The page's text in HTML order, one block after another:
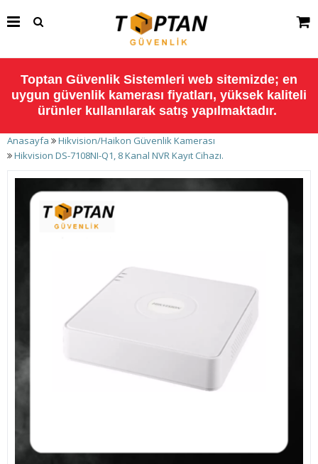
Toptan Güvenlik Sistemleri web sitemizde; en
uygun güvenlik kamerası fiyatları, yüksek kaliteli
ürünler kullanılarak satış yapılmaktadır.
Anasayfa
Hikvision/Haikon Güvenlik Kamerası
Hikvision DS-7108NI-Q1, 8 Kanal NVR Kayıt Cihazı.